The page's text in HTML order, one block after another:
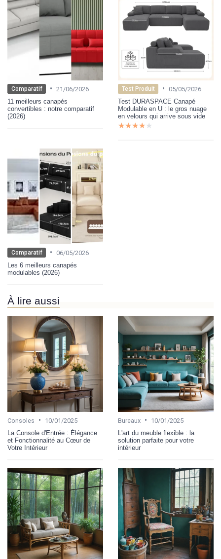
Comparatif • 21/06/2026
11 meilleurs canapés
convertibles : notre comparatif
(2026)
Test Produit • 05/05/2026
Test DURASPACE Canapé
Modulable en U : le gros nuage
en velours qui arrive sous vide
★★★★★
★★★★★
Comparatif • 06/05/2026
Les 6 meilleurs canapés
modulables (2026)
À lire aussi
Consoles •
10/01/2025
La Console d'Entrée : Élégance
et Fonctionnalité au Cœur de
Votre Intérieur
Bureaux •
10/01/2025
L'art du meuble flexible : la
solution parfaite pour votre
intérieur